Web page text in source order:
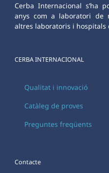
Cerba Internacional s’ha
anys com a laboratori de
altres laboratoris i hospitals
CERBA INTERNACIONAL
Qualitat i innovació
Catàleg de proves
Preguntes freqüents
Contacte